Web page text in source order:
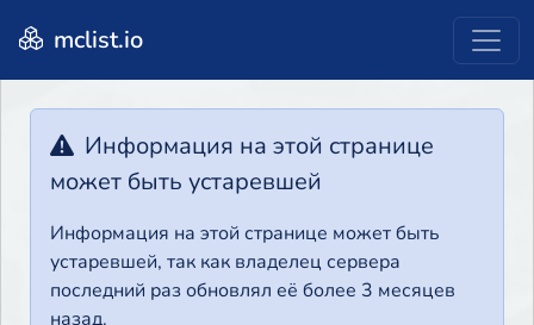
mclist.io
Информация на этой странице
может быть устаревшей
Информация на этой странице может быть
устаревшей, так как владелец сервера
последний раз обновлял её более 3 месяцев
назад.